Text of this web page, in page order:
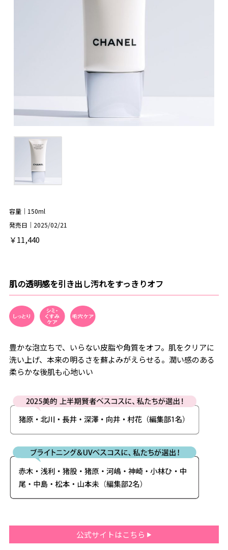
容量｜150ml
発売日｜2025/02/21
￥11,440
肌の透明感を引き出し汚れをすっきりオフ
豊かな泡立ちで、いらない皮脂や角質をオフ。肌をクリアに
洗い上げ、本来の明るさを蘇よみがえらせる。潤い感のある
柔らかな後肌も心地いい
公式サイトはこちら